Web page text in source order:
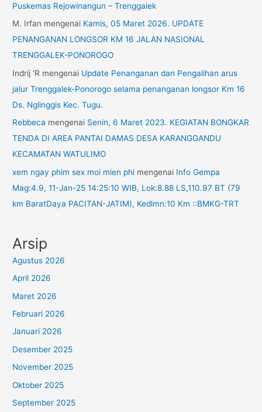
Puskemas Rejowinangun – Trenggalek
M. Irfan mengenai Kamis, 05 Maret 2026. UPDATE
PENANGANAN LONGSOR KM 16 JALAN NASIONAL
TRENGGALEK-PONOROGO
Indrij 'R mengenai Update Penanganan dan Pengalihan arus
jalur Trenggalek-Ponorogo selama penanganan longsor Km 16
Ds. Nglinggis Kec. Tugu.
Rebbeca mengenai Senin, 6 Maret 2023. KEGIATAN BONGKAR
TENDA DI AREA PANTAI DAMAS DESA KARANGGANDU
KECAMATAN WATULIMO
xem ngay phim sex moi mien phi mengenai Info Gempa
Mag:4.9, 11-Jan-25 14:25:10 WIB, Lok:8.88 LS,110.97 BT (79
km BaratDaya PACITAN-JATIM), Kedlmn:10 Km ::BMKG-TRT
Arsip
Agustus 2026
April 2026
Maret 2026
Februari 2026
Januari 2026
Desember 2025
November 2025
Oktober 2025
September 2025